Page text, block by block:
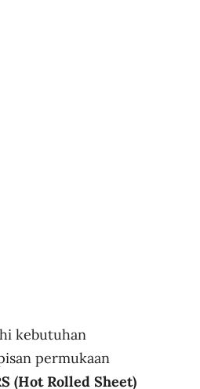
kebutuhan
permukaan
(Hot Rolled Sheet)